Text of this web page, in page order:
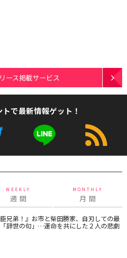
ース掲載サービス
で最新情報ゲット！
WEEKLY
週 間
MONTHLY
月 間
臣兄弟！』お市と柴田勝家、自刃しての最
辞世の句」…運命を共にした２人の悲劇